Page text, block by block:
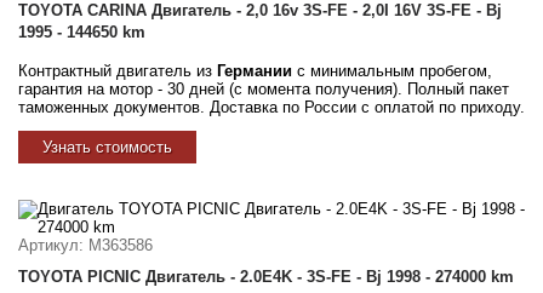
TOYOTA CARINA Двигатель - 2,0 16v 3S-FE - 2,0I 16V 3S-FE - Bj
1995 - 144650 km
Контрактный двигатель из Германии с минимальным пробегом,
гарантия на мотор - 30 дней (с момента получения). Полный пакет
таможенных документов. Доставка по России с оплатой по приходу.
Узнать стоимость
Артикул: M363586
TOYOTA PICNIC Двигатель - 2.0E4K - 3S-FE - Bj 1998 - 274000 km